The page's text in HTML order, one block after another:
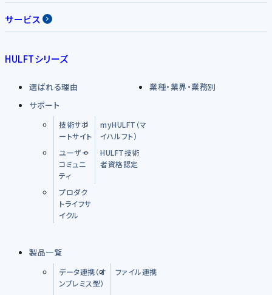
サービス
HULFTシリーズ
選ばれる理由
業種・業界・業務別
サポート
技術サポ
ートサイト
myHULFT（マ
イハルフト）
ユーザー
コミュニ
ティ
HULFT技術
者資格認定
プロダク
トライフサ
イクル
製品一覧
データ連携（オ
ンプレミス型）
ファイル連携